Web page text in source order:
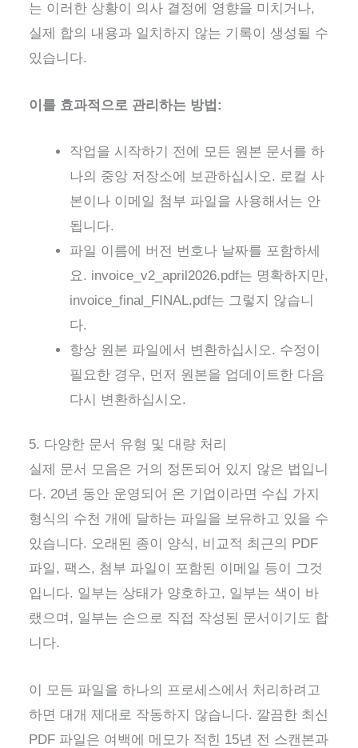
는 이러한 상황이 의사 결정에 영향을 미치거나,
실제 합의 내용과 일치하지 않는 기록이 생성될 수
있습니다.
이를 효과적으로 관리하는 방법:
작업을 시작하기 전에 모든 원본 문서를 하
나의 중앙 저장소에 보관하십시오. 로컬 사
본이나 이메일 첨부 파일을 사용해서는 안
됩니다.
파일 이름에 버전 번호나 날짜를 포함하세
요. invoice_v2_april2026.pdf는 명확하지만,
invoice_final_FINAL.pdf는 그렇지 않습니
다.
항상 원본 파일에서 변환하십시오. 수정이
필요한 경우, 먼저 원본을 업데이트한 다음
다시 변환하십시오.
5. 다양한 문서 유형 및 대량 처리
실제 문서 모음은 거의 정돈되어 있지 않은 법입니
다. 20년 동안 운영되어 온 기업이라면 수십 가지
형식의 수천 개에 달하는 파일을 보유하고 있을 수
있습니다. 오래된 종이 양식, 비교적 최근의 PDF
파일, 팩스, 첨부 파일이 포함된 이메일 등이 그것
입니다. 일부는 상태가 양호하고, 일부는 색이 바
랬으며, 일부는 손으로 직접 작성된 문서이기도 합
니다.
이 모든 파일을 하나의 프로세스에서 처리하려고
하면 대개 제대로 작동하지 않습니다. 깔끔한 최신
PDF 파일은 여백에 메모가 적힌 15년 전 스캔본과